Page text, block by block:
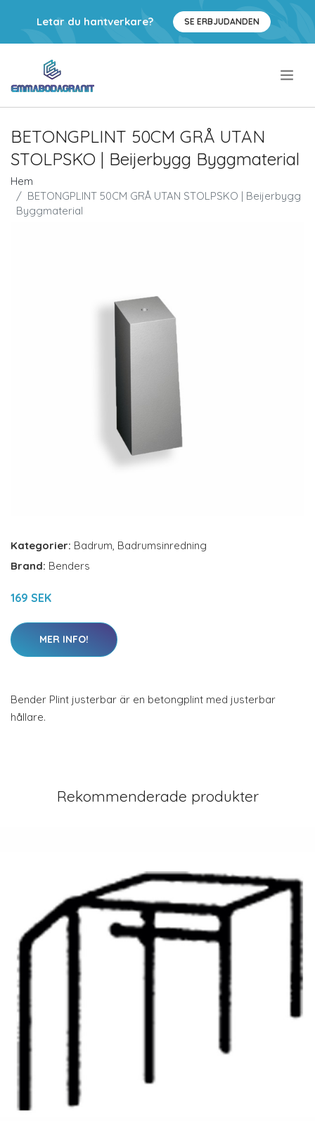
Letar du hantverkare? SE ERBJUDANDEN
BETONGPLINT 50CM GRÅ UTAN
STOLPSKO | Beijerbygg Byggmaterial
Hem
BETONGPLINT 50CM GRÅ UTAN STOLPSKO | Beijerbygg
Byggmaterial
Kategorier: Badrum, Badrumsinredning
Brand: Benders
169 SEK
MER INFO!
Bender Plint justerbar är en betongplint med justerbar
hållare.
Rekommenderade produkter